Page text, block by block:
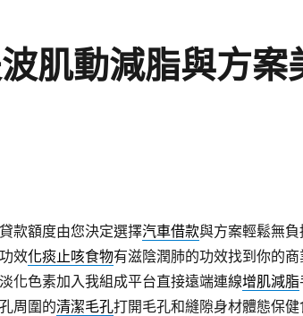
肌動減脂與方
貸款額度由您決定選擇汽車借款與方案輕鬆無
功效化痰止咳食物有滋陰潤肺的功效找到你的
淡化色素加入我組成平台直接遠端連線增肌減脂
孔周圍的清潔毛孔打開毛孔和縫隙身材體態保